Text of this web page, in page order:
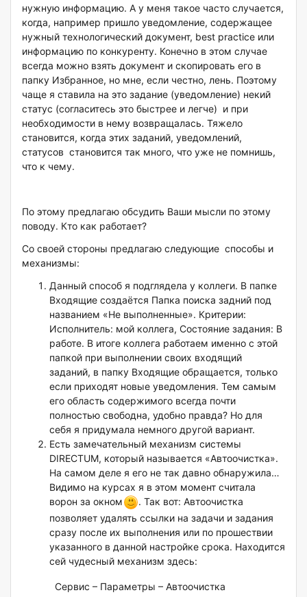
нужную информацию. А у меня такое часто случается,
когда, например пришло уведомление, содержащее
нужный технологический документ, best practice или
информацию по конкуренту. Конечно в этом случае
всегда можно взять документ и скопировать его в
папку Избранное, но мне, если честно, лень. Поэтому
чаще я ставила на это задание (уведомление) некий
статус (согласитесь это быстрее и легче) и при
необходимости в нему возвращалась. Тяжело
становится, когда этих заданий, уведомлений,
статусов становится так много, что уже не помнишь,
что к чему.
По этому предлагаю обсудить Ваши мысли по этому
поводу. Кто как работает?
Со своей стороны предлагаю следующие способы и
механизмы:
Данный способ я подглядела у коллеги. В папке
Входящие создаётся Папка поиска задний под
названием «Не выполненные». Критерии:
Исполнитель: мой коллега, Состояние задания: В
работе. В итоге коллега работаем именно с этой
папкой при выполнении своих входящий
заданий, в папку Входящие обращается, только
если приходят новые уведомления. Тем самым
его область содержимого всегда почти
полностью свободна, удобно правда? Но для
себя я придумала немного другой вариант.
Есть замечательный механизм системы
DIRECTUM, который называется «Автоочистка».
На самом деле я его не так давно обнаружила…
Видимо на курсах я в этом момент считала
ворон за окном
. Так вот: Автоочистка
позволяет удалять ссылки на задачи и задания
сразу после их выполнения или по прошествии
указанного в данной настройке срока. Находится
сей чудесный механизм здесь:
Сервис – Параметры – Автоочистка